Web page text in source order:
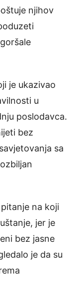
njihov
je ukazivao
u
poslodavca.
bez
sa
na koji
jer je
bez jasne
je da su